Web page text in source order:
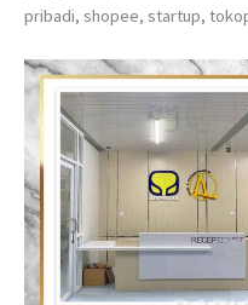
pribadi, shopee, startup,